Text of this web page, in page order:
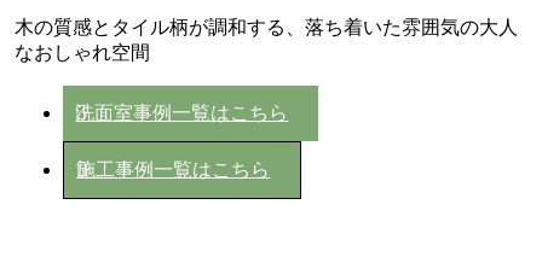
木の質感とタイル柄が調和する、落ち着いた雰囲気の大人
なおしゃれ空間
洗面室事例一覧はこちら
施工事例一覧はこちら